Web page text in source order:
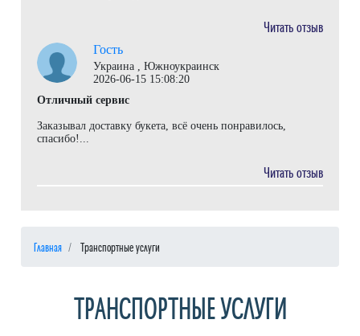
Главная Транспортные услуги
ТРАНСПОРТНЫЕ УСЛУГИ
Читать отзыв
Гость
Украина , Южноукраинск
2026-06-15 15:08:20
Отличный сервис
Заказывал доставку букета, всё очень понравилось,
спасибо!...
Читать отзыв